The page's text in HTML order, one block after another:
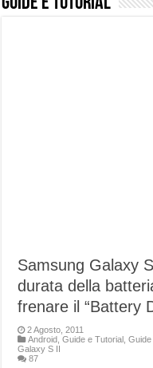
Samsung Galaxy
durata della
frenare il “Battery
2 Agosto, 2011
Android ,Guide e Tutorial ,
Galaxy S II
87